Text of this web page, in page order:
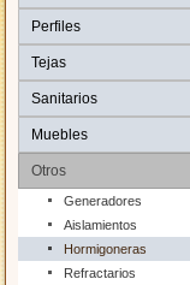
Perfiles
Tejas
Sanitarios
Muebles
Otros
Generadores
Aislamientos
Hormigoneras
Refractarios